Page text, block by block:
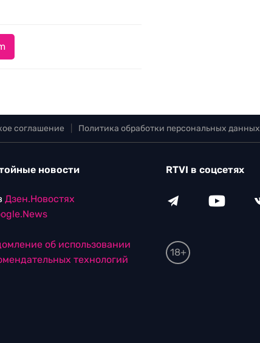
соглашение Политика обработки персональных данных
новости
Дзен.Новостях
об использовании
технологий
RTVI в соцсетях
18+